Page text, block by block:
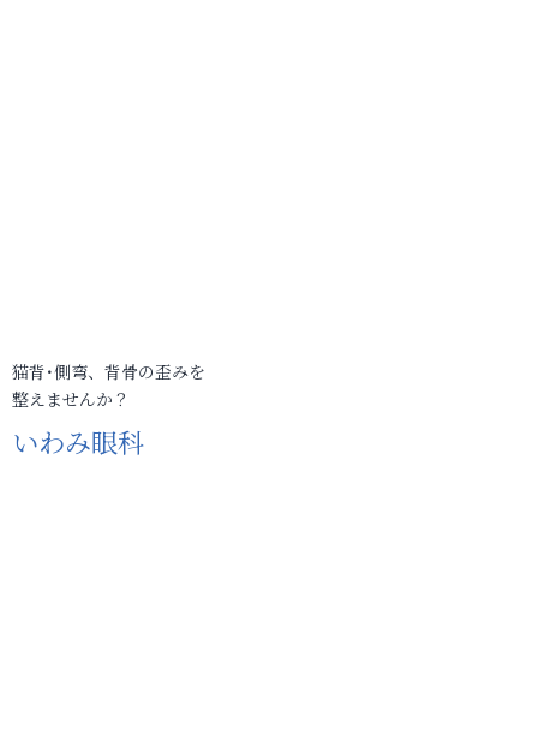
猫背･側弯、背骨の歪みを
整えませんか？
いわみ眼科